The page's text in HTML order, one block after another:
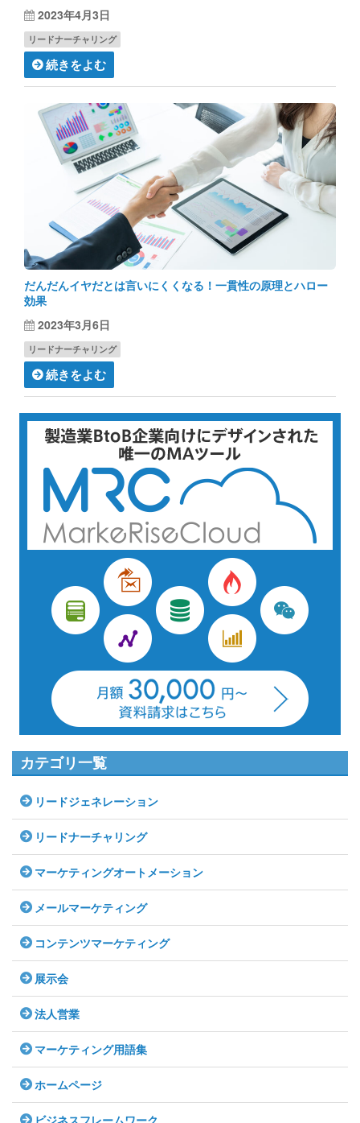
2023年4月3日
リードナーチャリング
続きをよむ
だんだんイヤだとは言いにくくなる！一貫性の原理とハロー
効果
2023年3月6日
リードナーチャリング
続きをよむ
カテゴリ一覧
リードジェネレーション
リードナーチャリング
マーケティングオートメーション
メールマーケティング
コンテンツマーケティング
展示会
法人営業
マーケティング用語集
ホームページ